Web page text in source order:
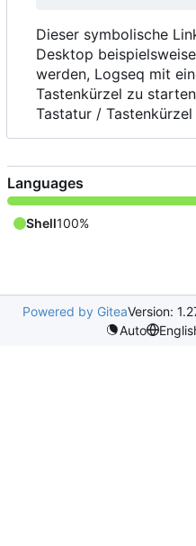
Dieser symbolische
Desktop
werden, Logseq mit
Tastenkürzel zu
Tastatur /
Languages
Shell100%
Powered by GiteaVersion:
Auto